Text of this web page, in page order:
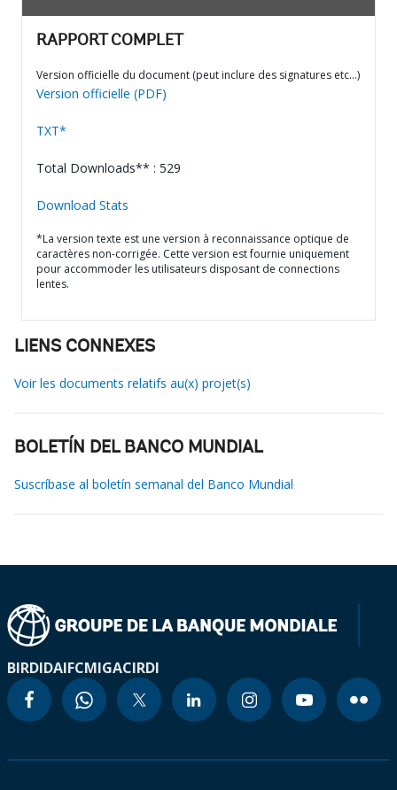
RAPPORT COMPLET
Version officielle du document (peut inclure des signatures etc…)
Version officielle (PDF)
TXT*
Total Downloads** : 529
Download Stats
*La version texte est une version à reconnaissance optique de
caractères non-corrigée. Cette version est fournie uniquement
pour accommoder les utilisateurs disposant de connections
lentes.
LIENS CONNEXES
Voir les documents relatifs au(x) projet(s)
BOLETÍN DEL BANCO MUNDIAL
Suscríbase al boletín semanal del Banco Mundial
BIRDIDAIFCMIGACIRDI